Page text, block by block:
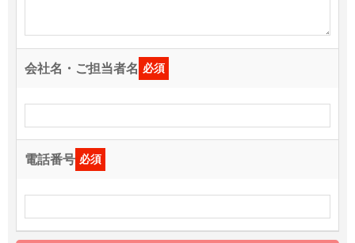
会社名・ご担当者名 必須
電話番号 必須